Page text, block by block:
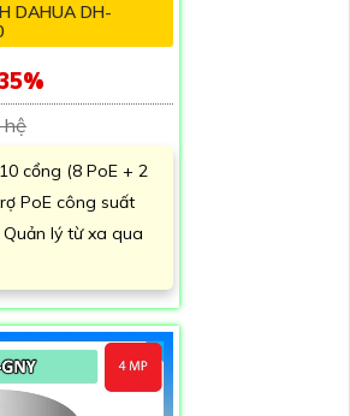
DAHUA DH-
hệ
cổng (8 PoE + 2
PoE công suất
lý từ xa qua